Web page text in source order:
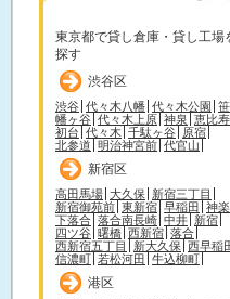
東京都で貸し倉庫・貸し工場
探す
渋谷区
渋谷 代々木八幡 代々木公園
幡ヶ谷 代々木上原 神泉 恵比寿
初台 代々木 千駄ヶ谷 原宿
北参道 明治神宮前 代官山
新宿区
高田馬場 大久保 新宿三丁目
新宿御苑前 東新宿 早稲田 神
下落合 落合南長崎 中井 新宿
四ツ谷 曙橋 西新宿 落合
西新宿五丁目
新大久保 西早稲
信濃町 若松河田 牛込柳町
港区